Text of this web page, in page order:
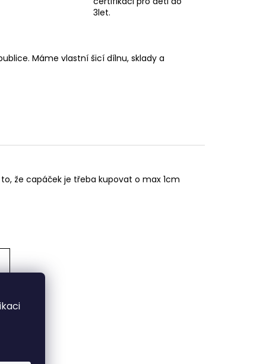
3let.
Máme vlastní šicí dílnu, sklady a
že capáček je třeba kupovat o max 1cm